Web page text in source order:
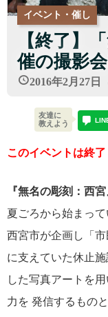
イベント・催し
【終了】
催の撮影
2016年2月27日
このイベントは終了
『無名の彫刻：西宮
夏ごろから始まって
西宮市が企画し「
に支えていた休止
した写真アートを
力を 発信するもの
友達に
教えよう